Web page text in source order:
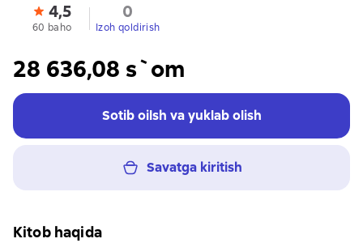
4,5
60 baho
0
Izoh qoldirish
28 636,08 s`om
Sotib oilsh va yuklab olish
Savatga kiritish
Kitob haqida